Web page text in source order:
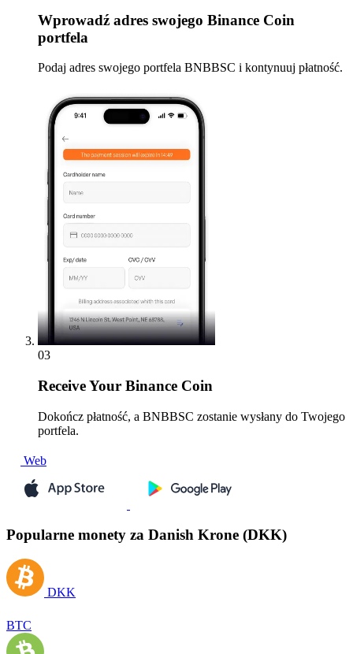
Wprowadź adres swojego Binance Coin
portfela
Podaj adres swojego portfela BNBBSC i kontynuuj płatność.
03
ReceiveYour Binance Coin
Dokończ płatność, a BNBBSC zostanie wysłany do Twojego
portfela.
Web
Popularne monety za Danish Krone (DKK)
DKK
BTC